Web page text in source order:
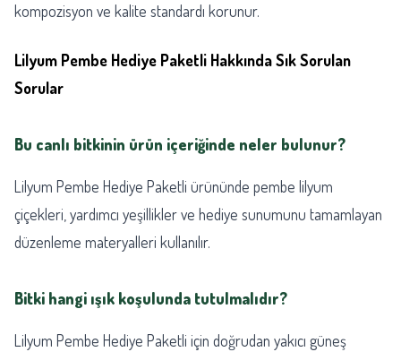
kompozisyon ve kalite standardı korunur.
Lilyum Pembe Hediye Paketli Hakkında Sık Sorulan
Sorular
Bu canlı bitkinin ürün içeriğinde neler bulunur?
Lilyum Pembe Hediye Paketli ürününde pembe lilyum
çiçekleri, yardımcı yeşillikler ve hediye sunumunu tamamlayan
düzenleme materyalleri kullanılır.
Bitki hangi ışık koşulunda tutulmalıdır?
Lilyum Pembe Hediye Paketli için doğrudan yakıcı güneş